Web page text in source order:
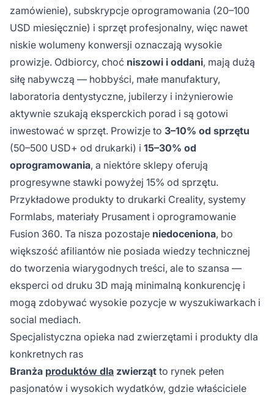
zamówienie), subskrypcje oprogramowania (20–100
USD miesięcznie) i sprzęt profesjonalny, więc nawet
niskie wolumeny konwersji oznaczają wysokie
prowizje. Odbiorcy, choć niszowi i oddani, mają dużą
siłę nabywczą — hobbyści, małe manufaktury,
laboratoria dentystyczne, jubilerzy i inżynierowie
aktywnie szukają eksperckich porad i są gotowi
inwestować w sprzęt. Prowizje to 3–10% od sprzętu
(50–500 USD+ od drukarki) i 15–30% od
oprogramowania, a niektóre sklepy oferują
progresywne stawki powyżej 15% od sprzętu.
Przykładowe produkty to drukarki Creality, systemy
Formlabs, materiały Prusament i oprogramowanie
Fusion 360. Ta nisza pozostaje niedoceniona, bo
większość afiliantów nie posiada wiedzy technicznej
do tworzenia wiarygodnych treści, ale to szansa —
eksperci od druku 3D mają minimalną konkurencję i
mogą zdobywać wysokie pozycje w wyszukiwarkach i
social mediach.
Specjalistyczna opieka nad zwierzętami i produkty dla
konkretnych ras
Branża produktów dla zwierząt to rynek pełen
pasjonatów i wysokich wydatków, gdzie właściciele